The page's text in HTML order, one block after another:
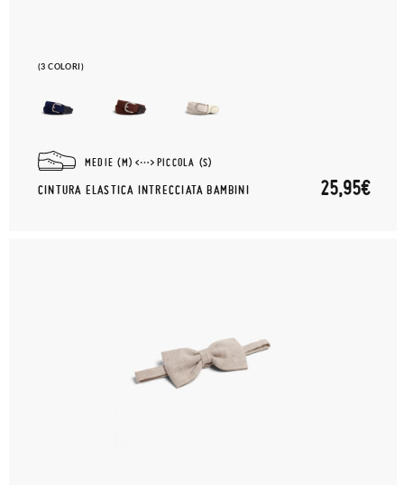
(3 COLORI)
MEDIE (M) PICCOLA (S)
CINTURA ELASTICA INTRECCIATA BAMBINI 25,95€